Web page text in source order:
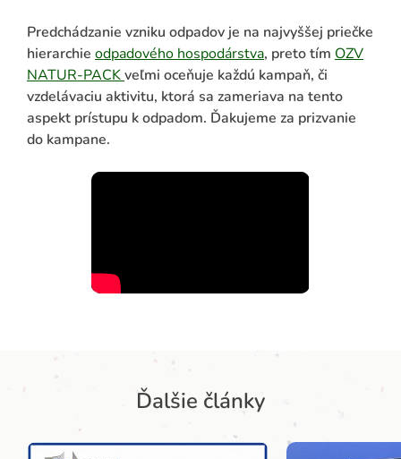
Predchádzanie vzniku odpadov je na najvyššej priečke
hierarchie odpadového hospodárstva, preto tím OZV
NATUR-PACKveľmi oceňuje každú kampaň, či
vzdelávaciu aktivitu, ktorá sa zameriava na tento
aspekt prístupu k odpadom. Ďakujeme za prizvanie
do kampane.
Ďalšie články